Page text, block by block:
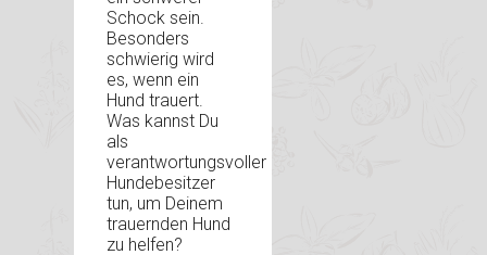
Schock sein.
Besonders
schwierig wird
es, wenn ein
Hund trauert.
Was kannst Du
als
verantwortungsvoller
Hundebesitzer
tun, um Deinem
trauernden Hund
zu helfen?